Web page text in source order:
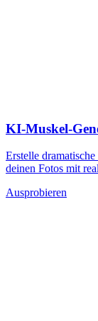
KI-Muskel-
Erstelle
deinen Fotos mit
Ausprobieren